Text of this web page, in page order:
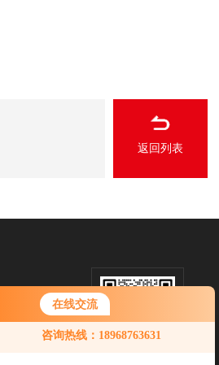
在线交流
咨询热线：18968763631
您好！欢迎前来咨询，很高兴为您
服务，请问您要咨询什么问题呢？
返回列表